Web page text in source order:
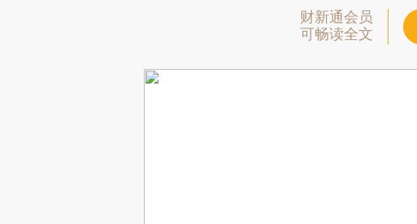
财新通会员
可畅读全文